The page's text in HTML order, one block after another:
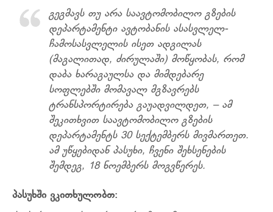
გეგმავს თუ არა საავტომობილო გზების
დეპარტამენტი ავტობანის ასასვლელ-
ჩამოსასვლელის ისეთ ადგილას
(მაგალითად, ძირულაში) მოწყობას, რომ
დაბა ხარაგაულსა და მიმდებარე
სოფლებში მომავალ მგზავრებს
ტრანსპორტირება გაუადვილდეთ, – ამ
შეკითხვით საავტომობილო გზების
დეპარტამენტს 30 სექტემბერს მივმართეთ.
ამ უწყებიდან პასუხი, ჩვენი შეხსენების
შემდეგ, 18 ნოემბერს მოგვწერეს.
პასუხში ვკითხულობთ: